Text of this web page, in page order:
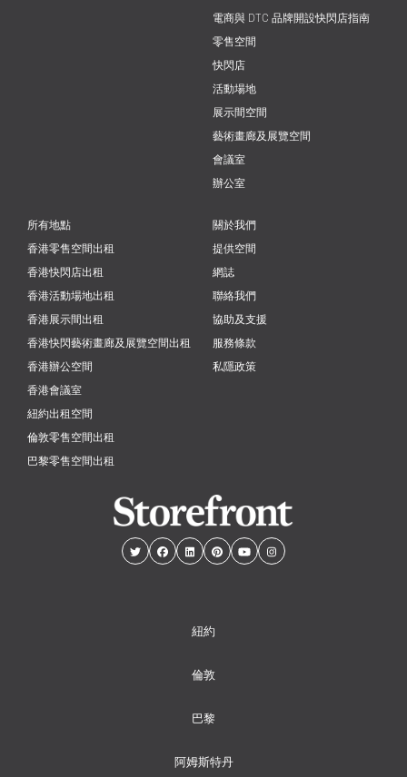
電商與 DTC 品牌開設快閃店指南
零售空間
快閃店
活動場地
展示間空間
藝術畫廊及展覽空間
會議室
辦公室
所有地點
香港零售空間出租
香港快閃店出租
香港活動場地出租
香港展示間出租
香港快閃藝術畫廊及展覽空間出租
香港辦公空間
香港會議室
紐約出租空間
倫敦零售空間出租
巴黎零售空間出租
關於我們
提供空間
網誌
聯絡我們
協助及支援
服務條款
私隱政策
紐約
倫敦
巴黎
阿姆斯特丹